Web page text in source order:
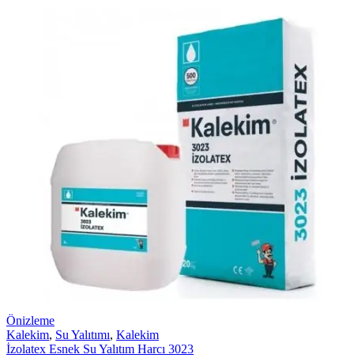
Önizleme
Kalekim, Su Yalıtımı, Kalekim
İzolatex Esnek Su Yalıtım Harcı 3023